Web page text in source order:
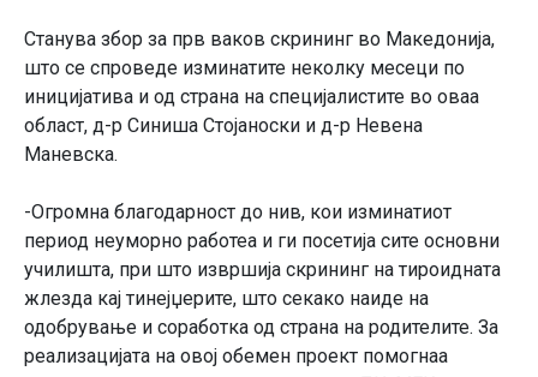
Станува збор за прв ваков скрининг во Македонија,
што се спроведе изминатите неколку месеци по
иницијатива и од страна на специјалистите во оваа
област, д-р Синиша Стојаноски и д-р Невена
Маневска.
-Огромна благодарност до нив, кои изминатиот
период неуморно работеа и ги посетија сите основни
училишта, при што извршија скрининг на тироидната
жлезда кај тинејџерите, што секако наиде на
одобрување и соработка од страна на родителите. За
реализацијата на овој обемен проект помогнаа